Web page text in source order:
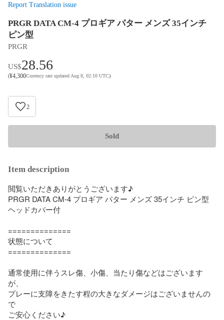
Report Translation issue
PRGR DATA CM-4 プロギア パター メンズ 35インチ
ピン型
PRGR
US$28.56
(¥4,300Currency rate updated Aug 8, 02:10 UTC)
2
Sold
Item description
閲覧いただきありがとうございます♪
PRGR DATA CM-4 プロギア パター メンズ 35インチ ピン型
ヘッドカバー付
==============
状態について
==============
通常使用に伴うスレ傷、小傷、当たり傷などはございます
が、
プレーに支障をきたす程の大きなダメージはございませんの
で
ご安心ください♪